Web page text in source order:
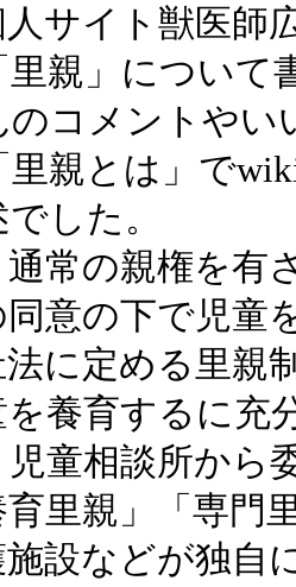
サイト獣医師
親」について
のコメントやい
里親とは」で
した。
通常の親権を有
意の下で児童
法に定める里親
養育するに充
童相談所から
里親」「専門
設などが独自